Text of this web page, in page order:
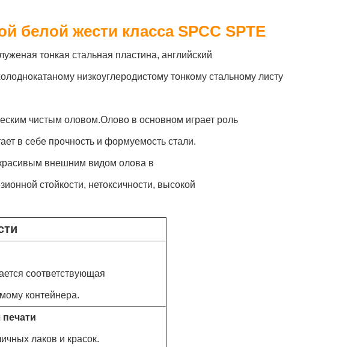
белой жести класса SPCC SPTE
тонкая стальная пластина, английский
низкоуглеродистому тонкому стальному листу
чистым оловом.Олово в основном играет роль
в себе прочность и формуемость стали.
внешним видом олова в
стойкости, нетоксичности, высокой
соответствующая
контейнера.
лаков и красок.